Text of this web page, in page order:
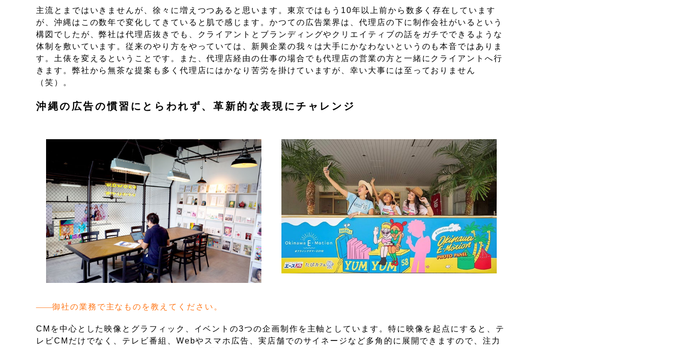
主流とまではいきませんが、徐々に増えつつあると思います。東京ではもう10年以上前から数多く存在しています
が、沖縄はこの数年で変化してきていると肌で感じます。かつての広告業界は、代理店の下に制作会社がいるという
構図でしたが、弊社は代理店抜きでも、クライアントとブランディングやクリエイティブの話をガチでできるような
体制を敷いています。従来のやり方をやっていては、新興企業の我々は大手にかなわないというのも本音ではありま
す。土俵を変えるということです。また、代理店経由の仕事の場合でも代理店の営業の方と一緒にクライアントへ行
きます。弊社から無茶な提案も多く代理店にはかなり苦労を掛けていますが、幸い大事には至っておりません
（笑）。
沖縄の広告の慣習にとらわれず、革新的な表現にチャレンジ
御社の業務で主なものを教えてください。
CMを中心とした映像とグラフィック、イベントの3つの企画制作を主軸としています。特に映像を起点にすると、テ
レビCMだけでなく、テレビ番組、Webやスマホ広告、実店舗でのサイネージなど多角的に展開できますので、注力